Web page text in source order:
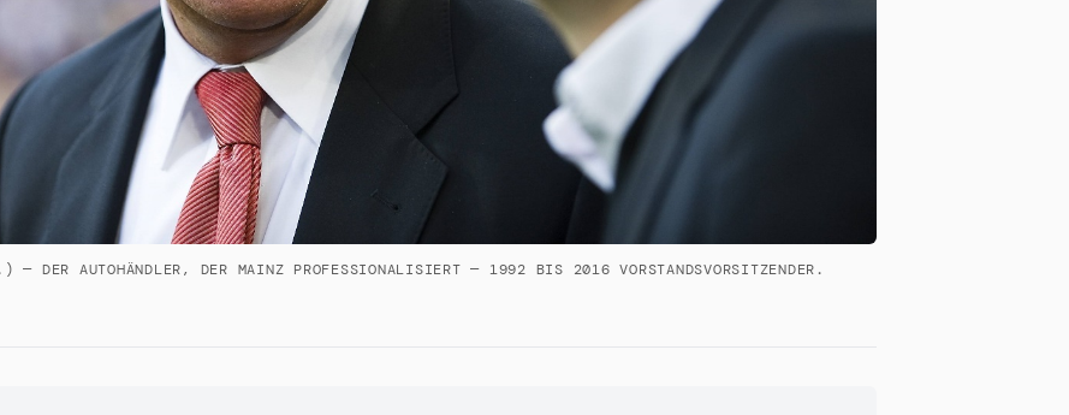
DER AUTOHÄNDLER, DER MAINZ PROFESSIONALISIERT — 1992 BIS 2016 VORSTANDSVORSITZENDER.